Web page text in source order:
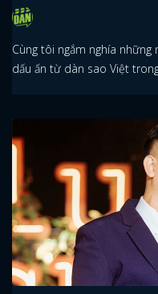
Cùng tôi ngắm nghía
dấu ấn từ dàn sao Việt